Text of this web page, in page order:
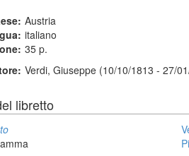
Austria
italiano
35 p.
Verdi, Giuseppe (10/10/1813 - 27/
libretto